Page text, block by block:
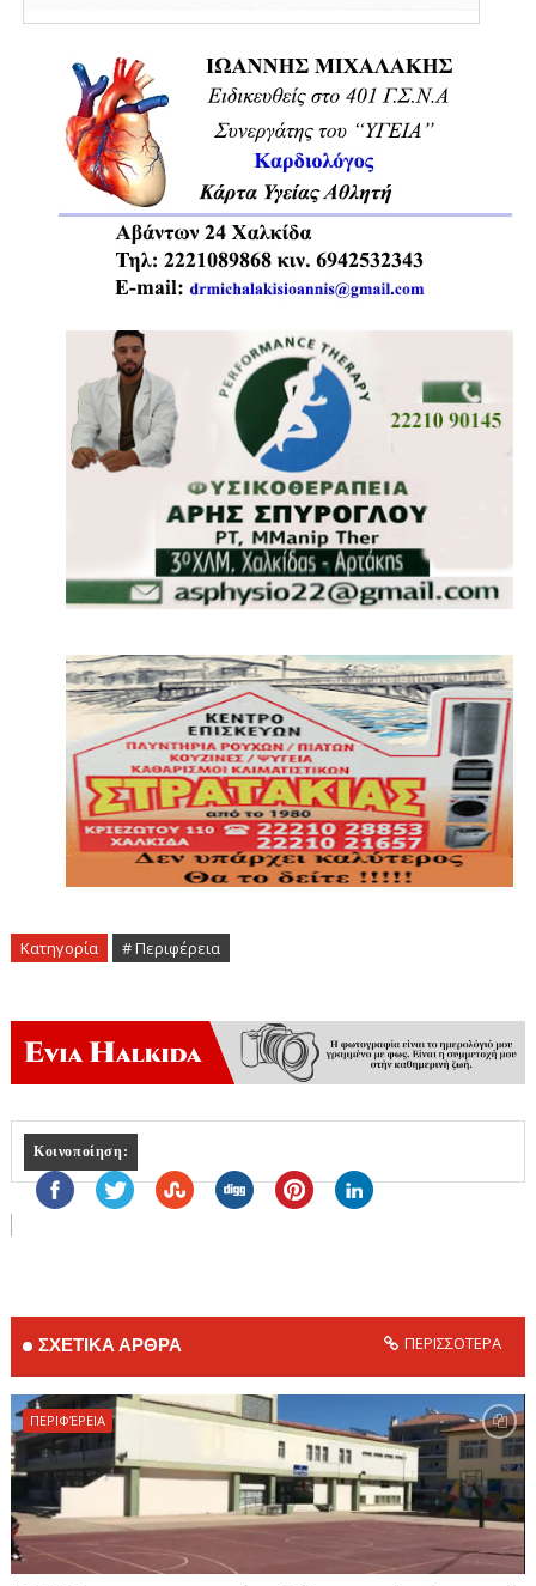
Κατηγορία # Περιφέρεια
Κοινοποίηση:
ΣΧΕΤΙΚΑ ΑΡΘΡΑ ΠΕΡΙΣΣΟΤΕΡΑ
ΠΕΡΙΦΈΡΕΙΑ